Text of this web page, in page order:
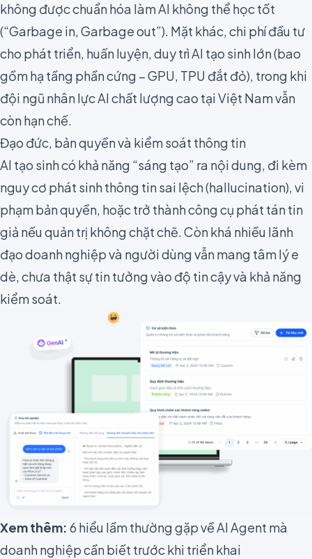
không được chuẩn hóa làm AI không thể học tốt
(“Garbage in, Garbage out”). Mặt khác, chi phí đầu tư
cho phát triển, huấn luyện, duy trì AI tạo sinh lớn (bao
gồm hạ tầng phần cứng – GPU, TPU đắt đỏ), trong khi
đội ngũ nhân lực AI chất lượng cao tại Việt Nam vẫn
còn hạn chế.
Đạo đức, bản quyền và kiểm soát thông tin
AI tạo sinh có khả năng “sáng tạo” ra nội dung, đi kèm
nguy cơ phát sinh thông tin sai lệch (hallucination), vi
phạm bản quyền, hoặc trở thành công cụ phát tán tin
giả nếu quản trị không chặt chẽ. Còn khá nhiều lãnh
đạo doanh nghiệp và người dùng vẫn mang tâm lý e
dè, chưa thật sự tin tưởng vào độ tin cậy và khả năng
kiểm soát.
Xem thêm: 6 hiểu lầm thường gặp về AI Agent mà
doanh nghiệp cần biết trước khi triển khai